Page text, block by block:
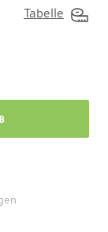
Tabelle